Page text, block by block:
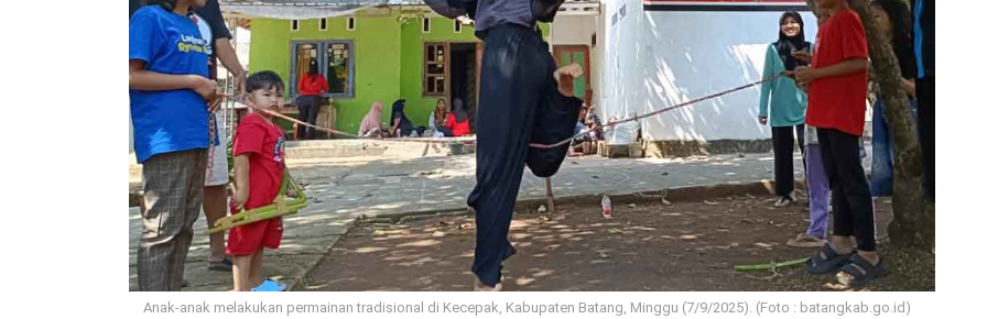
Anak-anak melakukan permainan tradisional di Kecepak, Kabupaten Batang, Minggu (7/9/2025). (Foto : batangkab.go.id)